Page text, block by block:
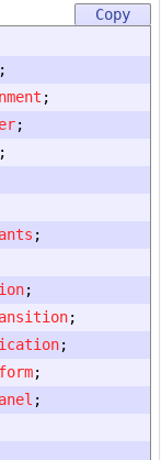
;
;
;
;
;
;
;
;
;
;